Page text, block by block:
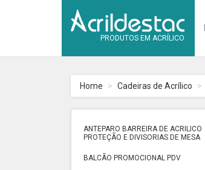
PRODUTOS EM ACRÍLICO
Home Cadeiras de Acrílico
ANTEPARO BARREIRA DE ACRILICO
PROTEÇÃO E DIVISORIAS DE MESA
BALCÃO PROMOCIONAL PDV